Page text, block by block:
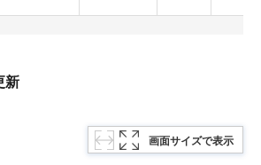
新
画面サイズで表示